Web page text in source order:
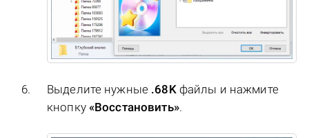
Выделите нужные .68Kфайлы и нажмите
кнопку «Восстановить».